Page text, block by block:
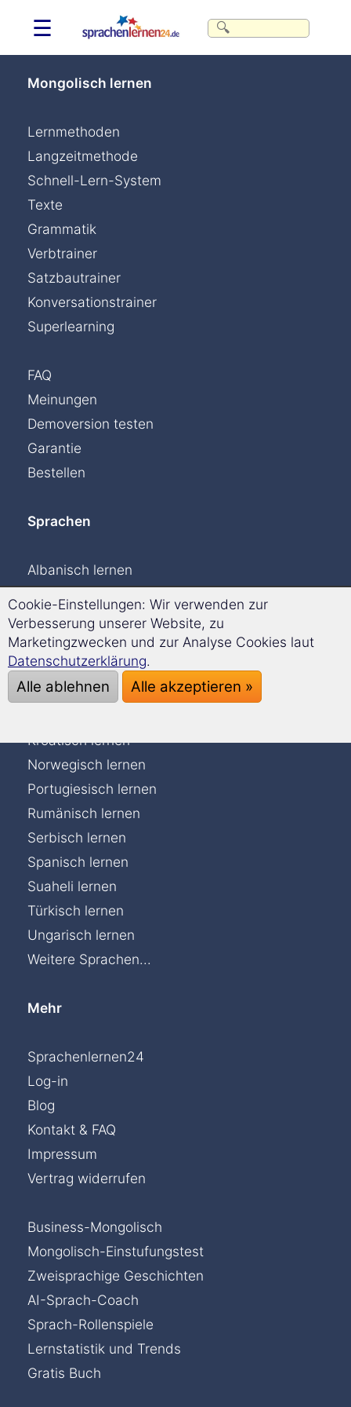
☰
Mongolisch lernen
Lernmethoden
Langzeitmethode
Schnell-Lern-System
Texte
Grammatik
Verbtrainer
Satzbautrainer
Konversationstrainer
Superlearning
FAQ
Meinungen
Demoversion testen
Garantie
Bestellen
Sprachen
Albanisch lernen
Englisch lernen
Finnisch lernen
Französisch lernen
Griechisch lernen
Kroatisch lernen
Norwegisch lernen
Portugiesisch lernen
Rumänisch lernen
Serbisch lernen
Spanisch lernen
Suaheli lernen
Türkisch lernen
Ungarisch lernen
Weitere Sprachen...
Mehr
Sprachenlernen24
Log-in
Blog
Kontakt & FAQ
Impressum
Vertrag widerrufen
Business-Mongolisch
Mongolisch-Einstufungstest
Zweisprachige Geschichten
AI-Sprach-Coach
Sprach-Rollenspiele
Lernstatistik und Trends
Gratis Buch
Cookie-Einstellungen: Wir verwenden zur
Verbesserung unserer Website, zu
Marketingzwecken und zur Analyse Cookies laut
Datenschutzerklärung.
Alle ablehnen Alle akzeptieren »